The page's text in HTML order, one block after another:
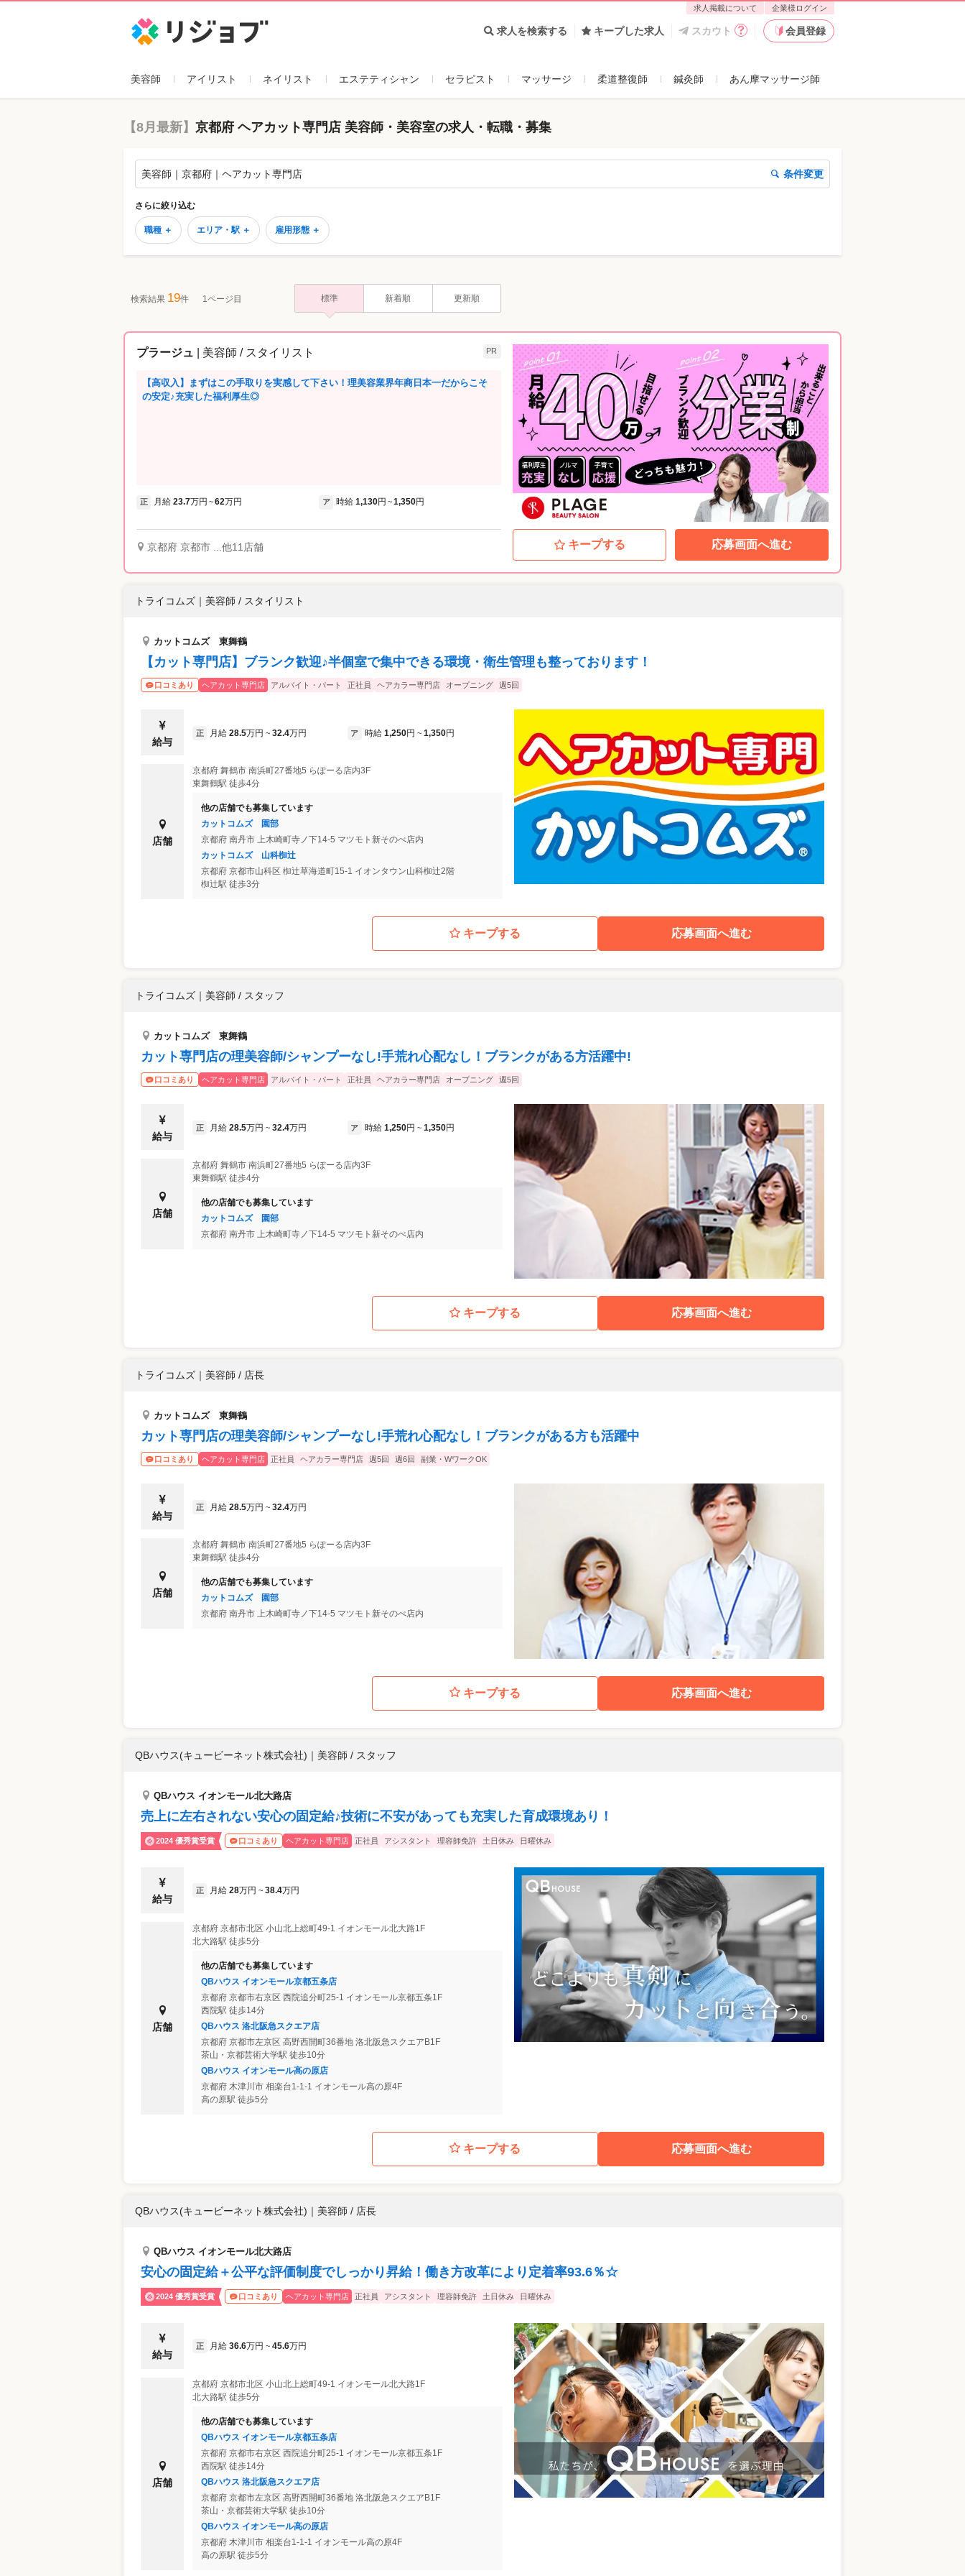
求人掲載について 企業様ログイン
求人を検索する キープした求人 スカウト 会員登録
美容師 アイリスト ネイリスト エステティシャン セラピスト マッサージ 柔道整復師 鍼灸師 あん摩マッサージ師
【8月最新】 京都府 ヘアカット専門店 美容師・美容室の求人・転職・募集
美容師｜京都府｜ヘアカット専門店 条件変更
さらに絞り込む
職種 ＋ エリア・駅 ＋ 雇用形態 ＋
検索結果 19件 1ページ目 標準 新着順 更新順
プラージュ | 美容師 / スタイリスト PR
【高収入】まずはこの手取りを実感して下さい！理美容業界年商日本一だからこそ
の安定♪充実した福利厚生◎
正 月給 23.7万円 ~62万円 ア 時給 1,130円 ~1,350円
京都府 京都市 ...他11店舗 キープする 応募画面へ進む
トライコムズ ｜ 美容師 / スタイリスト
カットコムズ 東舞鶴
【カット専門店】ブランク歓迎♪半個室で集中できる環境・衛生管理も整っております！
口コミあり ヘアカット専門店 アルバイト・パート 正社員 ヘアカラー専門店 オープニング 週5回
給与
正 月給 28.5万円 ~ 32.4万円 ア 時給 1,250円 ~ 1,350円
店舗
京都府 舞鶴市 南浜町27番地5 らぽーる店内3F
東舞鶴駅 徒歩4分
他の店舗でも募集しています
カットコムズ 園部
京都府 南丹市 上木崎町寺ノ下14-5 マツモト新そのべ店内
カットコムズ 山科椥辻
京都府 京都市山科区 椥辻草海道町15-1 イオンタウン山科椥辻2階
椥辻駅 徒歩3分
キープする 応募画面へ進む
トライコムズ ｜ 美容師 / スタッフ
カットコムズ 東舞鶴
カット専門店の理美容師/シャンプーなし!手荒れ心配なし！ブランクがある方活躍中!
口コミあり ヘアカット専門店 アルバイト・パート 正社員 ヘアカラー専門店 オープニング 週5回
給与
正 月給 28.5万円 ~ 32.4万円 ア 時給 1,250円 ~ 1,350円
店舗
京都府 舞鶴市 南浜町27番地5 らぽーる店内3F
東舞鶴駅 徒歩4分
他の店舗でも募集しています
カットコムズ 園部
京都府 南丹市 上木崎町寺ノ下14-5 マツモト新そのべ店内
キープする 応募画面へ進む
トライコムズ ｜ 美容師 / 店長
カットコムズ 東舞鶴
カット専門店の理美容師/シャンプーなし!手荒れ心配なし！ブランクがある方も活躍中
口コミあり ヘアカット専門店 正社員 ヘアカラー専門店 週5回 週6回 副業・WワークOK
給与
正 月給 28.5万円 ~ 32.4万円
店舗
京都府 舞鶴市 南浜町27番地5 らぽーる店内3F
東舞鶴駅 徒歩4分
他の店舗でも募集しています
カットコムズ 園部
京都府 南丹市 上木崎町寺ノ下14-5 マツモト新そのべ店内
キープする 応募画面へ進む
QBハウス(キュービーネット株式会社) ｜ 美容師 / スタッフ
QBハウス イオンモール北大路店
売上に左右されない安心の固定給♪技術に不安があっても充実した育成環境あり！
2024 優秀賞受賞 口コミあり ヘアカット専門店 正社員 アシスタント 理容師免許 土日休み 日曜休み
給与
正 月給 28万円 ~ 38.4万円
店舗
京都府 京都市北区 小山北上総町49-1 イオンモール北大路1F
北大路駅 徒歩5分
他の店舗でも募集しています
QBハウス イオンモール京都五条店
京都府 京都市右京区 西院追分町25-1 イオンモール京都五条1F
西院駅 徒歩14分
QBハウス 洛北阪急スクエア店
京都府 京都市左京区 高野西開町36番地 洛北阪急スクエアB1F
茶山・京都芸術大学駅 徒歩10分
QBハウス イオンモール高の原店
京都府 木津川市 相楽台1-1-1 イオンモール高の原4F
高の原駅 徒歩5分
キープする 応募画面へ進む
QBハウス(キュービーネット株式会社) ｜ 美容師 / 店長
QBハウス イオンモール北大路店
安心の固定給＋公平な評価制度でしっかり昇給！働き方改革により定着率93.6％☆
2024 優秀賞受賞 口コミあり ヘアカット専門店 正社員 アシスタント 理容師免許 土日休み 日曜休み
給与
正 月給 36.6万円 ~ 45.6万円
店舗
京都府 京都市北区 小山北上総町49-1 イオンモール北大路1F
北大路駅 徒歩5分
他の店舗でも募集しています
QBハウス イオンモール京都五条店
京都府 京都市右京区 西院追分町25-1 イオンモール京都五条1F
西院駅 徒歩14分
QBハウス 洛北阪急スクエア店
京都府 京都市左京区 高野西開町36番地 洛北阪急スクエアB1F
茶山・京都芸術大学駅 徒歩10分
QBハウス イオンモール高の原店
京都府 木津川市 相楽台1-1-1 イオンモール高の原4F
高の原駅 徒歩5分